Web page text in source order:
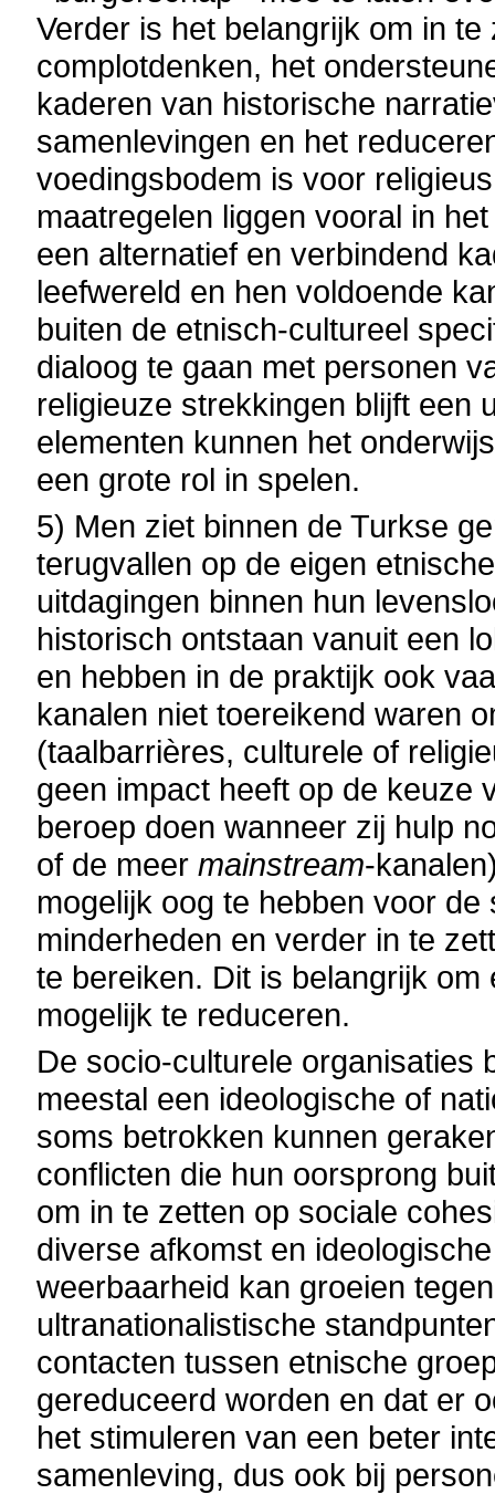
Verder is het belangrijk om in
complotdenken, het
kaderen van historische
samenlevingen en het
voedingsbodem is voor
maatregelen liggen vooral in
een alternatief en verbindend
leefwereld en hen voldoende
buiten de etnisch-cultureel
dialoog te gaan met personen
religieuze strekkingen blijft een
elementen kunnen het
een grote rol in spelen.
5) Men ziet binnen de Turkse
terugvallen op de eigen
uitdagingen binnen hun
historisch ontstaan vanuit een
en hebben in de praktijk ook
kanalen niet toereikend waren
(taalbarrières, culturele of
geen impact heeft op de keuze
beroep doen wanneer zij hulp
of de meermainstream-
mogelijk oog te hebben voor
minderheden en verder in te
te bereiken. Dit is belangrijk
mogelijk te reduceren.
De socio-culturele organisaties
meestal een ideologische of
soms betrokken kunnen
conflicten die hun oorsprong
om in te zetten op sociale
diverse afkomst en
weerbaarheid kan groeien
ultranationalistische
contacten tussen etnische
gereduceerd worden en dat er
het stimuleren van een beter
samenleving, dus ook bij